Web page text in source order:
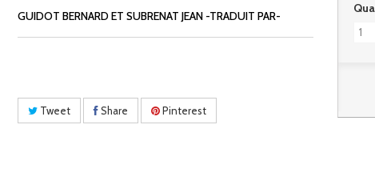
GUIDOT BERNARD ET SUBRENAT JEAN -TRADUIT PAR-
Tweet Share Pinterest